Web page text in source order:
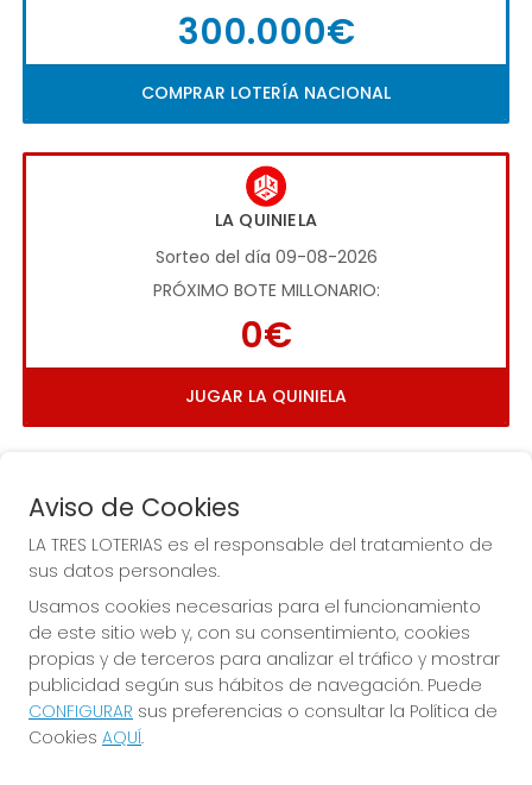
300.000€
COMPRAR LOTERÍA NACIONAL
LA QUINIELA
Sorteo del día 09-08-2026
PRÓXIMO BOTE MILLONARIO:
0€
JUGAR LA QUINIELA
¡La Tres Loterias te desea Mucha Suerte!
Aviso de Cookies
LA TRES LOTERIAS es el responsable del tratamiento de
sus datos personales.
Usamos cookies necesarias para el funcionamiento
de este sitio web y, con su consentimiento, cookies
propias y de terceros para analizar el tráfico y mostrar
publicidad según sus hábitos de navegación. Puede
CONFIGURAR sus preferencias o consultar la Política de
Cookies AQUÍ.